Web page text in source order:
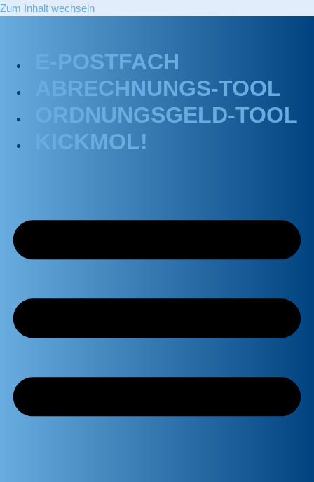
Zum Inhalt wechseln
E-POSTFACH
ABRECHNUNGS-TOOL
ORDNUNGSGELD-TOOL
KICKMOL!